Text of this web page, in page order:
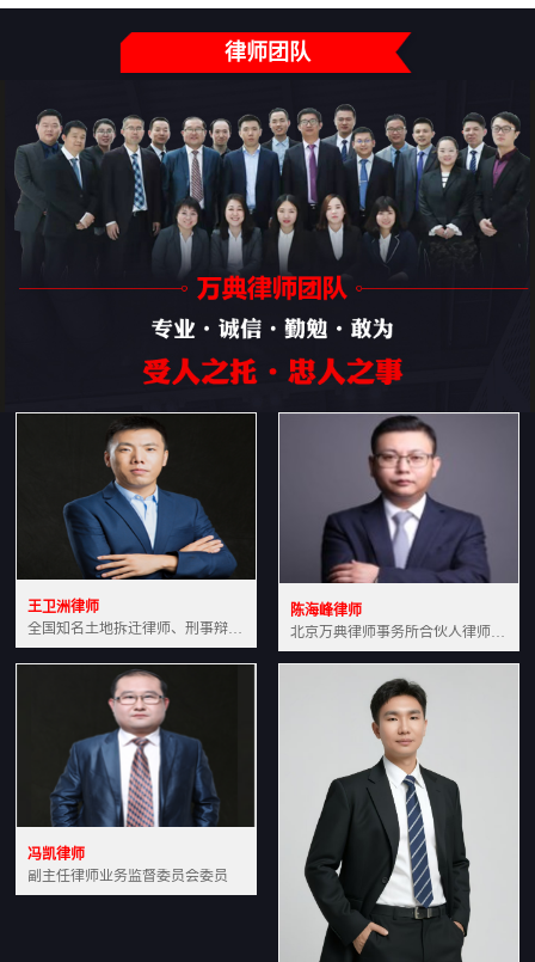
律师团队
王卫洲律师
全国知名土地拆迁律师、刑事辩护律师北京万典律师事务所主任中国法学会会员北京市行政法研究会理事
陈海峰律师
北京万典律师事务所合伙人律师土地房产专业资深律师
冯凯律师
副主任律师业务监督委员会委员